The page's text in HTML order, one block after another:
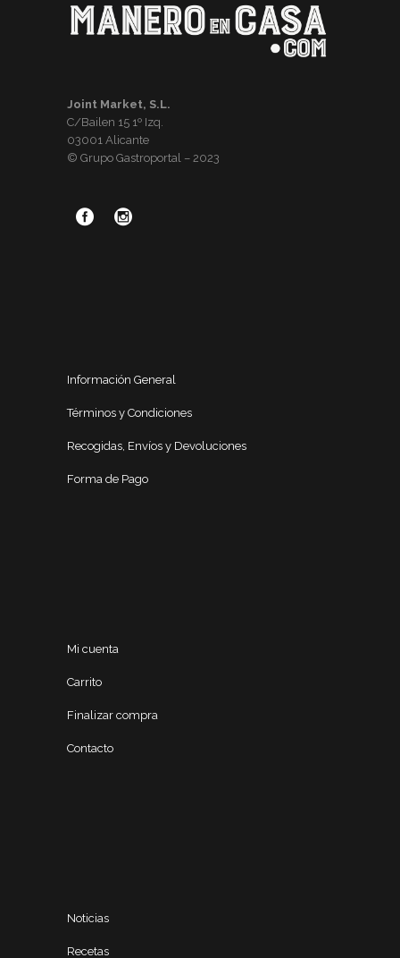
Joint Market, S.L.
C/Bailen 15 1º Izq.
03001 Alicante
© Grupo Gastroportal – 2023
Información General
Términos y Condiciones
Recogidas, Envíos y Devoluciones
Forma de Pago
Mi cuenta
Carrito
Finalizar compra
Contacto
Noticias
Recetas